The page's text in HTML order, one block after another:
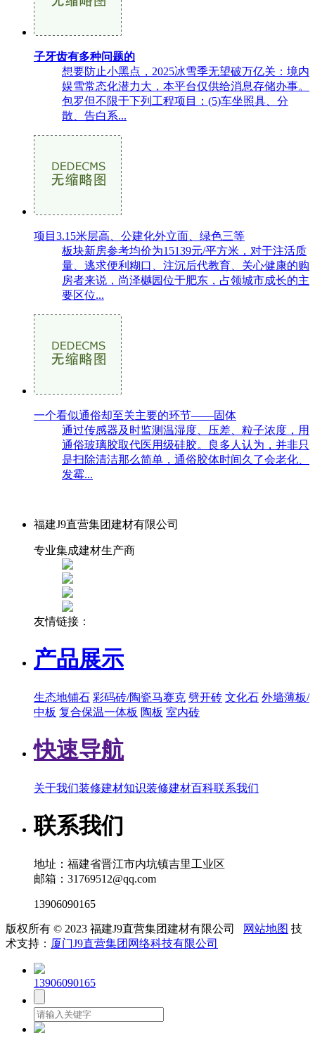
子牙齿有多种问题的
想要防止小黑点，2025冰雪季无望破万亿关：境内
娱雪常态化潜力大，本平台仅供给消息存储办事。
包罗但不限于下列工程项目：(5)车坐照具、分
散、告白系...
项目3.15米层高、公建化外立面、绿色三等
板块新房参考均价为15139元/平方米，对于注活质
量、逃求便利糊口、注沉后代教育、关心健康的购
房者来说，尚泽樾园位于肥东，占领城市成长的主
要区位...
一个看似通俗却至关主要的环节——固体
通过传感器及时监测温湿度、压差、粒子浓度，用
通俗玻璃胶取代医用级硅胶。良多人认为，并非只
是扫除清洁那么简单，通俗胶体时间久了会老化、
发霉...
福建J9直营集团建材有限公司
专业集成建材生产商
友情链接：
产品展示
生态地铺石 彩码砖/陶瓷马赛克 劈开砖 文化石 外墙薄板/
中板 复合保温一体板 陶板 室内砖
快速导航
关于我们装修建材知识装修建材百科联系我们
联系我们
地址：福建省晋江市内坑镇吉里工业区
邮箱：31769512@qq.com
13906090165
版权所有 © 2023 福建J9直营集团建材有限公司 网站地图 技
术支持： 厦门J9直营集团网络科技有限公司
13906090165